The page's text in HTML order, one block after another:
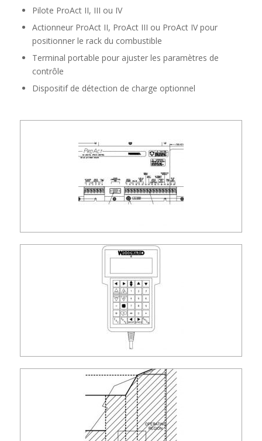
Pilote ProAct II, III ou IV
Actionneur ProAct II, ProAct III ou ProAct IV pour
positionner le rack du combustible
Terminal portable pour ajuster les paramètres de
contrôle
Dispositif de détection de charge optionnel